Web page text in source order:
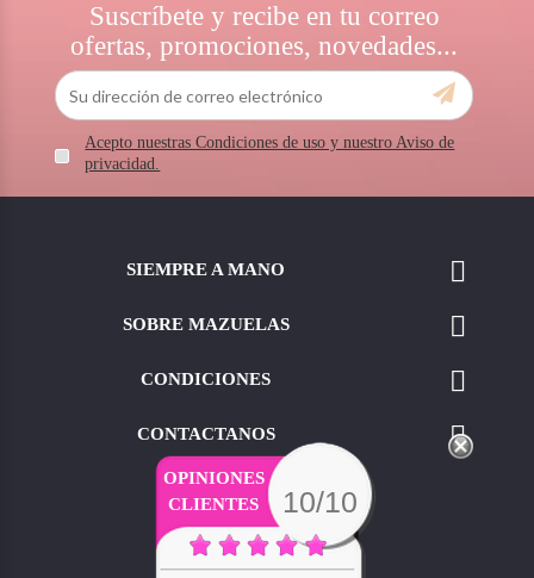
Suscríbete y recibe en tu correo
ofertas, promociones, novedades...
Acepto nuestras Condiciones de uso y nuestro Aviso de
privacidad.
SIEMPRE A MANO 
SOBRE MAZUELAS 
CONDICIONES 
CONTACTANOS 
OPINIONES
CLIENTES
10/10